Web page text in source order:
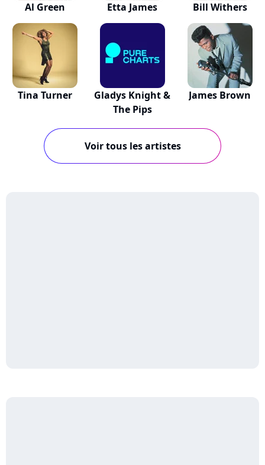
Al Green Etta James Bill Withers
Tina Turner
Gladys Knight &
The Pips
James Brown
Voir tous les artistes